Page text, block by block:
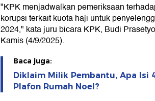
"KPK menjadwalkan pemeriksaan
korupsi terkait kuota haji untuk
2024," kata juru bicara KPK, Budi
Kamis (4/9/2025).
Baca juga:
Diklaim Milik Pembantu, Apa Isi
Plafon Rumah Noel?